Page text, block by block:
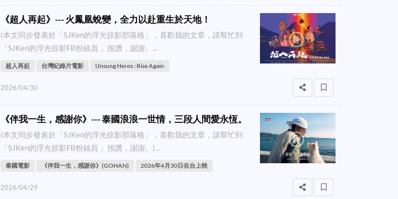
《超人再起》--- 火鳳凰蛻變，全力以赴重生於天地！
(本文同步發表於「SJKen的浮光掠影部落格」，喜歡我的文章，請幫忙到
「SJKen的浮光掠影FB粉絲頁 」按讚，謝謝。...
超人再起 台灣紀錄片電影 Unsung Heros : Rise Again
2026/04/30
《伴我一生，感謝你》--- 泰國浪浪一世情，三段人間愛永恆。
(本文同步發表於「SJKen的浮光掠影部落格」，喜歡我的文章，請幫忙到
「SJKen的浮光掠影FB粉絲頁 」按讚，謝謝。)...
泰國電影 《伴我一生，感謝你》(GOHAN) 2026年4月30日在台上映
2026/04/29